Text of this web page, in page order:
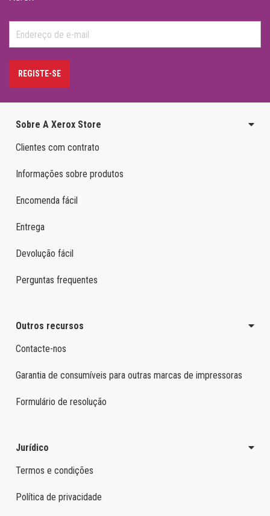
REGISTE-SE
Sobre A Xerox Store
Clientes com contrato
Informações sobre produtos
Encomenda fácil
Entrega
Devolução fácil
Perguntas frequentes
Outros recursos
Contacte-nos
Garantia de consumíveis para outras marcas de impressoras
Formulário de resolução
Jurídico
Termos e condições
Política de privacidade